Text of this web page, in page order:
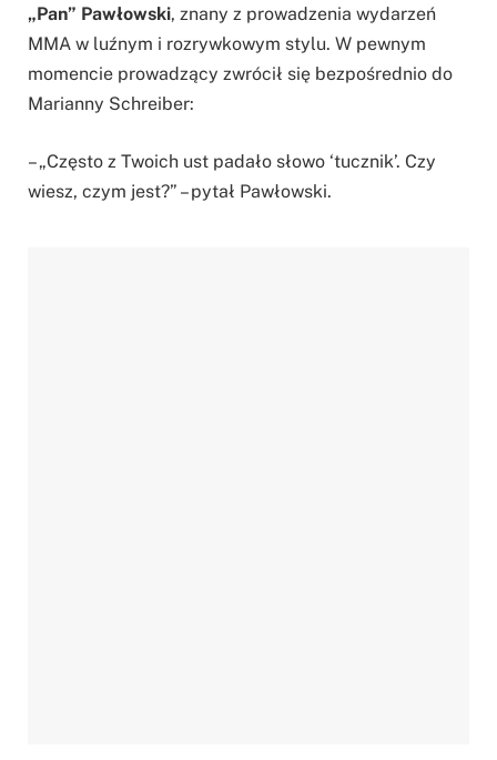
„Pan” Pawłowski, znany z prowadzenia wydarzeń
MMA w luźnym i rozrywkowym stylu. W pewnym
momencie prowadzący zwrócił się bezpośrednio do
Marianny Schreiber:
– „Często z Twoich ust padało słowo ‘tucznik’. Czy
wiesz, czym jest?” – pytał Pawłowski.